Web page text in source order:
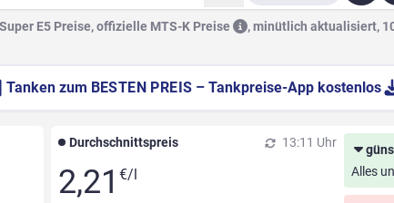
E5 Preise, offizielle MTS-K Preise ,minütlich aktualisiert,
Tanken zum BESTEN PREIS – Tankpreise-App kostenlos
Durchschnittspreis 13:11 Uhr
2,21 €/l
Alles